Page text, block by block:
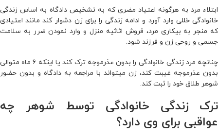
ابتلاء مرد به هرگونه اعتیاد مضری که به تشخیص دادگاه به اساس زندگی
خانوادگی خللی وارد آورد و ادامه زندگی را برای زن دشوار کند مانند اعتیادی
که منجر به بیکاری مرد، فروش اثاثیه منزل و وارد نمودن ضرر به سلامت
جسمی و روحی زن و فرزند شود.
چنانچه مرد زندگی خانوادگی را بدون عذرموجه ترک کند یا اینکه ۶ ماه متوالی
بدون عذرموجه غیبت کند، زن میتواند با مراجعه به دادگاه و بدون حضور
شوهر طلاق خود را ثبت کند.
ترک زندگی خانوادگی توسط شوهر چه
عواقبی برای وی دارد؟